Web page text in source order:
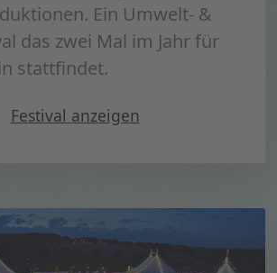
Ein Umwelt- &
das zwei Mal im Jahr für
stattfindet.
Festival " Tollwood Sommerfestival
anzeigen